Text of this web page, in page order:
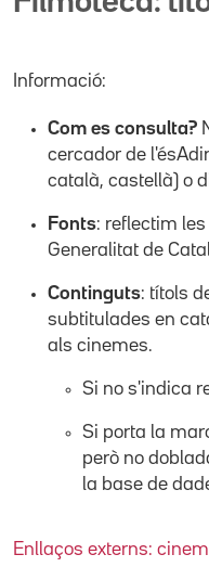
Informació:
Com es consulta?
cercador de
català, castellà) o
Fonts: reflectim
Generalitat de
Continguts: títols
subtitulades en
als cinemes.
Si no s'indica
Si porta la
però no
la base de
Enllaços externs: